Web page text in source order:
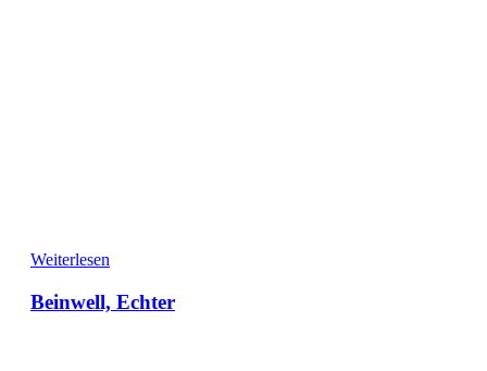
Weiterlesen
Beinwell, Echter